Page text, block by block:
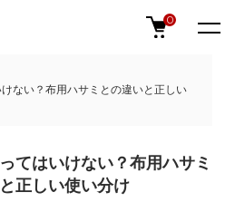
0
ない？布用ハサミとの違いと正しい
てはいけない？布用ハサミ
正しい使い分け